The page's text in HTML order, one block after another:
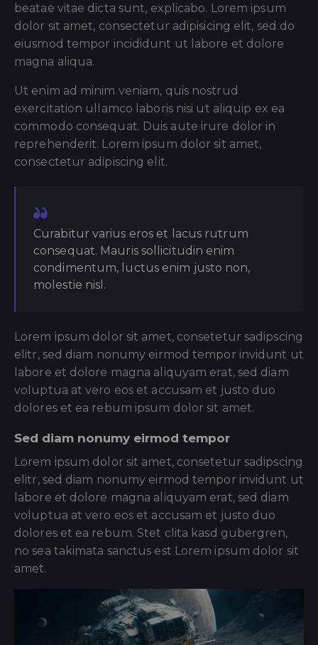
beatae vitae dicta sunt, explicabo. Lorem ipsum
dolor sit amet, consectetur adipisicing elit, sed do
eiusmod tempor incididunt ut labore et dolore
magna aliqua.
Ut enim ad minim veniam, quis nostrud
exercitation ullamco laboris nisi ut aliquip ex ea
commodo consequat. Duis aute irure dolor in
reprehenderit. Lorem ipsum dolor sit amet,
consectetur adipiscing elit.
Curabitur varius eros et lacus rutrum
consequat. Mauris sollicitudin enim
condimentum, luctus enim justo non,
molestie nisl.
Lorem ipsum dolor sit amet, consetetur sadipscing
elitr, sed diam nonumy eirmod tempor invidunt ut
labore et dolore magna aliquyam erat, sed diam
voluptua at vero eos et accusam et justo duo
dolores et ea rebum ipsum dolor sit amet.
Sed diam nonumy eirmod tempor
Lorem ipsum dolor sit amet, consetetur sadipscing
elitr, sed diam nonumy eirmod tempor invidunt ut
labore et dolore magna aliquyam erat, sed diam
voluptua at vero eos et accusam et justo duo
dolores et ea rebum. Stet clita kasd gubergren,
no sea takimata sanctus est Lorem ipsum dolor sit
amet.